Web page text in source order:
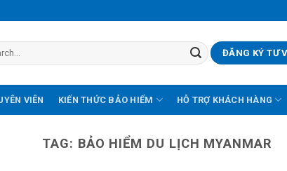
ĐĂNG KÝ TƯ
VIÊN KIẾN THỨC BẢO HIỂM HỖ TRỢ KHÁCH HÀNG
TAG: BẢO HIỂM DU LỊCH MYANMAR